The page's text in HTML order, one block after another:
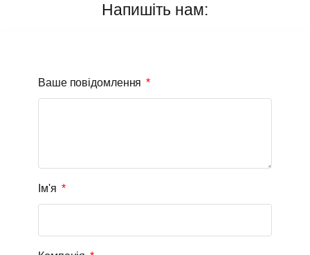
Напишіть нам:
Ваше повідомлення
Ім'я